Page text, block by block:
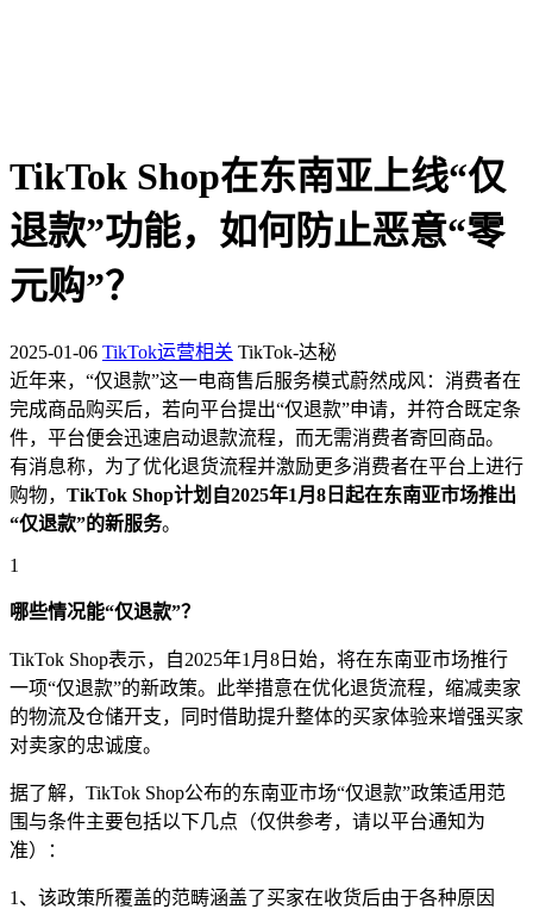
TikTok Shop在东南亚上线“仅
退款”功能，如何防止恶意“零
元购”？
2025-01-06 TikTok运营相关 TikTok-达秘
近年来，“仅退款”这一电商售后服务模式蔚然成风：消费者在
完成商品购买后，若向平台提出“仅退款”申请，并符合既定条
件，平台便会迅速启动退款流程，而无需消费者寄回商品。
有消息称，为了优化退货流程并激励更多消费者在平台上进行
购物， TikTok Shop计划自2025年1月8日起在东南亚市场推出
“仅退款”的新服务。
1
哪些情况能“仅退款”？
TikTok Shop表示，自2025年1月8日始，将在东南亚市场推行
一项“仅退款”的新政策。此举措意在优化退货流程，缩减卖家
的物流及仓储开支，同时借助提升整体的买家体验来增强买家
对卖家的忠诚度。
据了解，TikTok Shop公布的东南亚市场“仅退款”政策适用范
围与条件主要包括以下几点（仅供参考，请以平台通知为
准）：
1、该政策所覆盖的范畴涵盖了买家在收货后由于各种原因